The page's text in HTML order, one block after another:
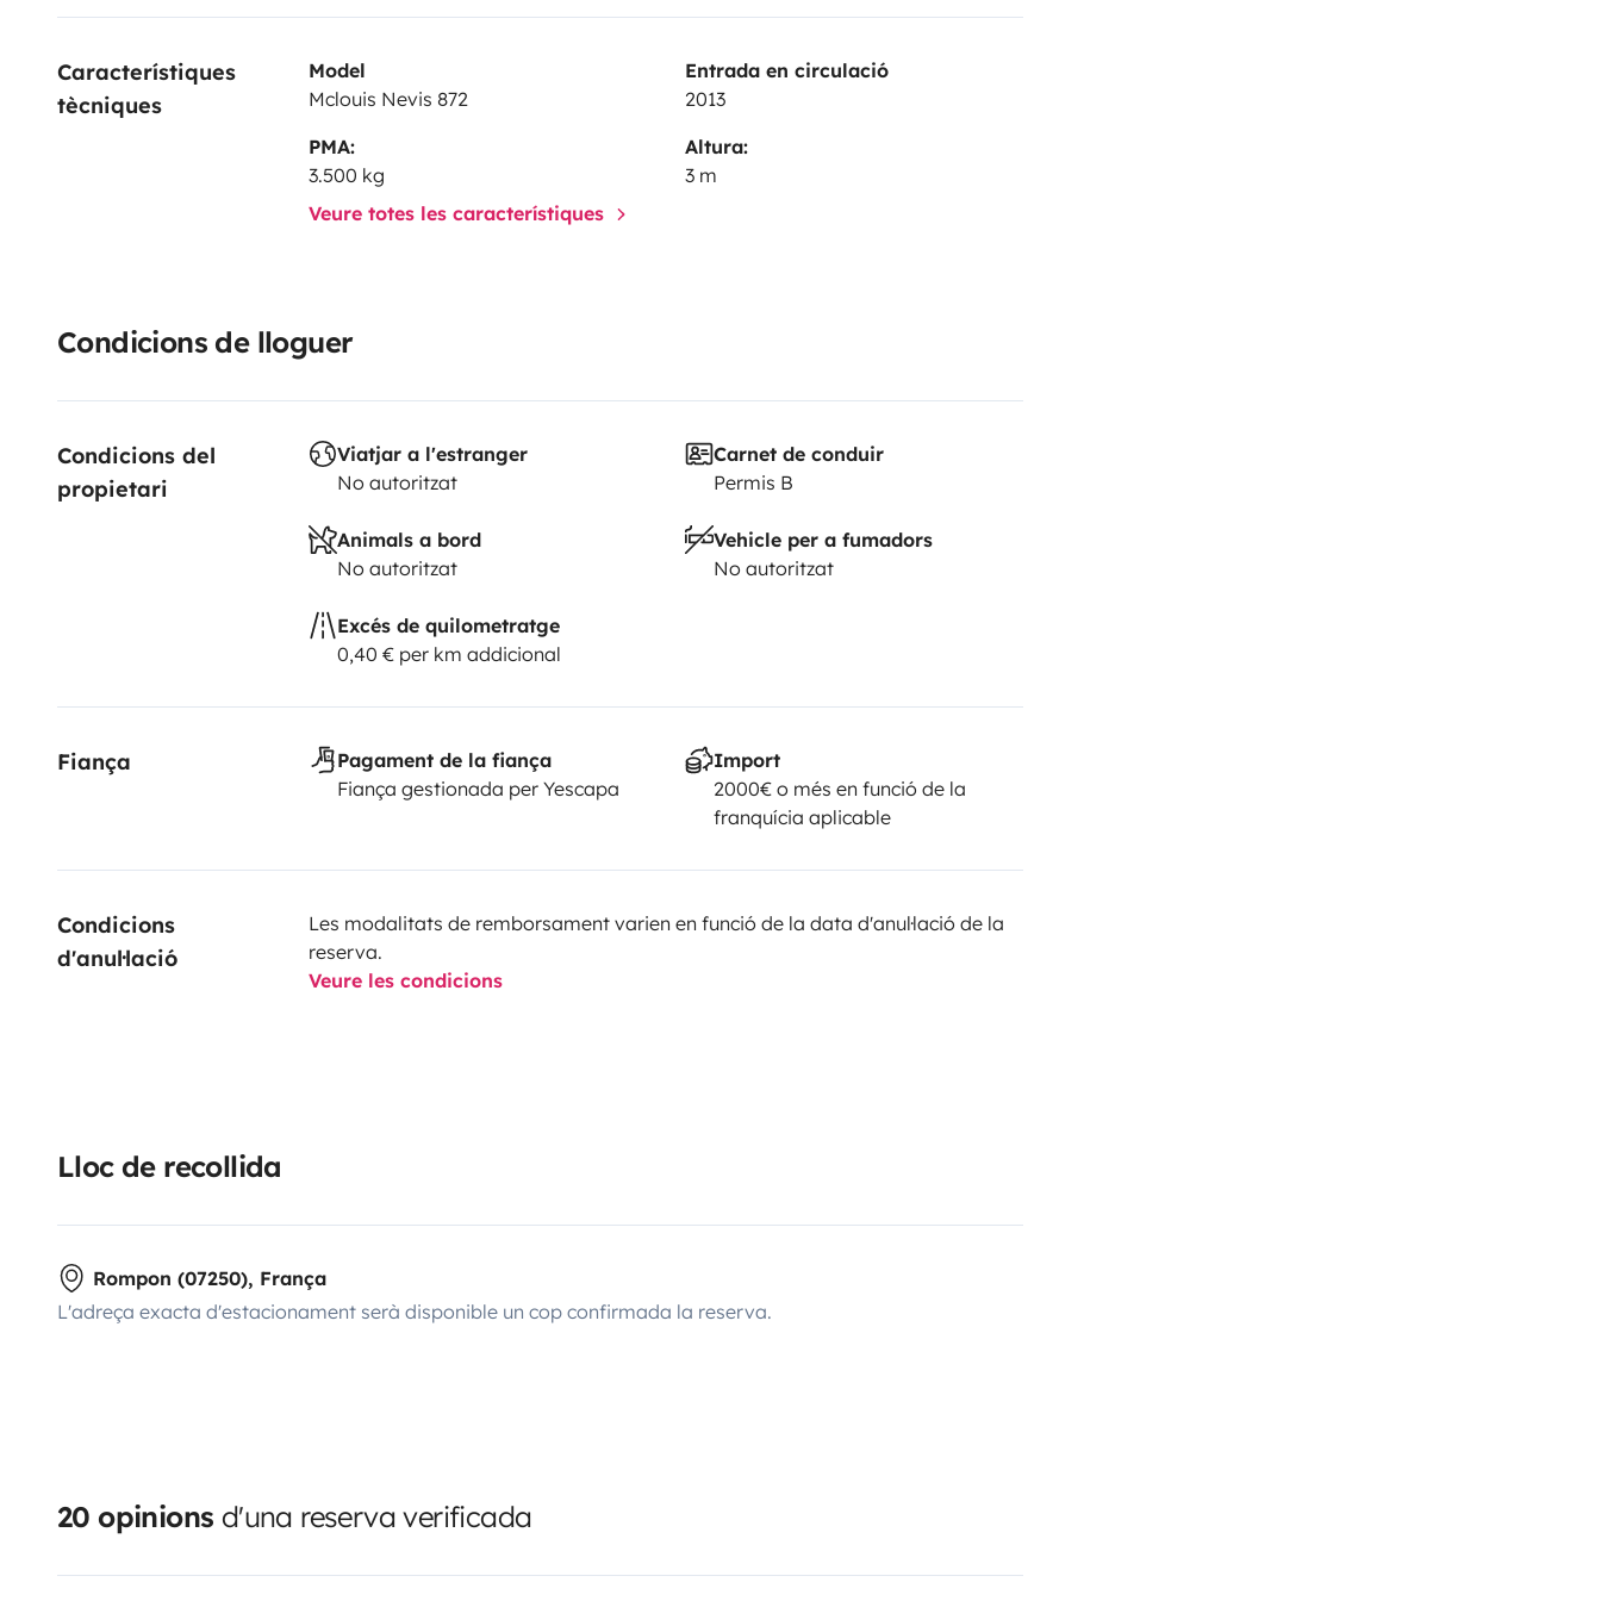
Le camping-car est également équipé de la télévision par satellite, à positionnement
Característiques
tècniques
Model
Mclouis Nevis 872
Entrada en circulació
2013
PMA:
3.500 kg
Altura:
3 m
Veure totes les característiques
Condicions de lloguer
Condicions del
propietari
Viatjar a l'estranger
No autoritzat
Carnet de conduir
Permis B
Animals a bord
No autoritzat
Vehicle per a fumadors
No autoritzat
Excés de quilometratge
0,40 € per km addicional
Fiança
Pagament de la fiança
Fiança gestionada per Yescapa
Import
2000€ o més en funció de la
franquícia aplicable
Condicions
d'anul·lació
Les modalitats de remborsament varien en funció de la data d'anul·lació de la
reserva.
Veure les condicions
Lloc de recollida
Rompon (07250), França
L'adreça exacta d'estacionament serà disponible un cop confirmada la reserva.
20 opinions d'una reserva verificada